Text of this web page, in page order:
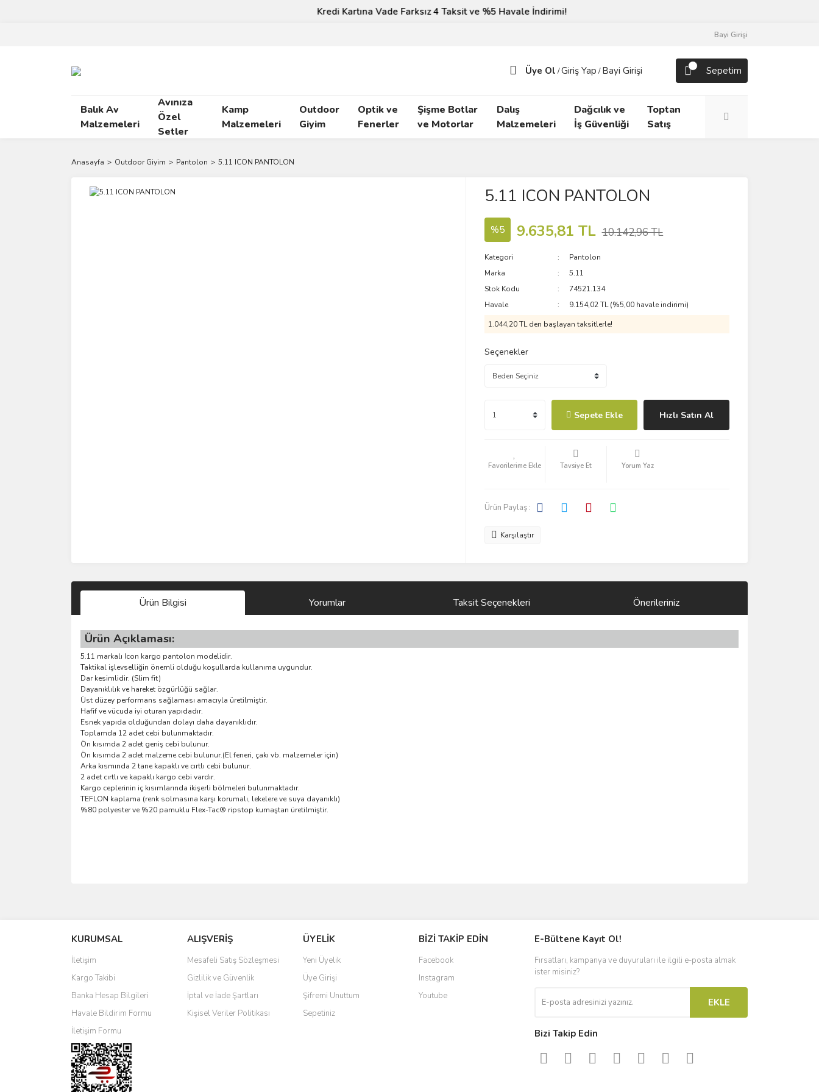
Kredi Kartına Vade Farksız 4 Taksit ve %5 Havale İndirimi!
Bayi Girişi
Üye Ol /Giriş Yap / Bayi Girişi Sepetim
Balık Av
Malzemeleri
Avınıza
Özel
Setler
Kamp
Malzemeleri
Outdoor
Giyim
Optik ve
Fenerler
Şişme Botlar
ve Motorlar
Dalış
Malzemeleri
Dağcılık ve
İş Güvenliği
Toptan
Satış
Anasayfa Outdoor Giyim Pantolon 5.11 ICON PANTOLON
5.11 ICON PANTOLON
%5 9.635,81 TL 10.142,96 TL
Kategori
Pantolon
Marka
5.11
Stok Kodu
74521.134
Havale
9.154,02 TL (%5,00 havale indirimi)
1.044,20 TL den başlayan taksitlerle!
Seçenekler
Sepete Ekle Hızlı Satın Al
Tavsiye Et Yorum Yaz
Ürün Paylaş :
Karşılaştır
Ürün Bilgisi Yorumlar Taksit Seçenekleri Önerileriniz
Ürün Açıklaması:
5.11 markalı Icon kargo pantolon modelidir.
Taktikal işlevselliğin önemli olduğu koşullarda kullanıma uygundur.
Dar kesimlidir. (Slim fit)
Dayanıklılık ve hareket özgürlüğü sağlar.
Üst düzey performans sağlaması amacıyla üretilmiştir.
Hafif ve vücuda iyi oturan yapıdadır.
Esnek yapıda olduğundan dolayı daha dayanıklıdır.
Toplamda 12 adet cebi bulunmaktadır.
Ön kısımda 2 adet geniş cebi bulunur.
Ön kısımda 2 adet malzeme cebi bulunur.(El feneri, çakı vb. malzemeler için)
Arka kısmında 2 tane kapaklı ve cırtlı cebi bulunur.
2 adet cırtlı ve kapaklı kargo cebi vardır.
Kargo ceplerinin iç kısımlarında ikişerli bölmeleri bulunmaktadır.
TEFLON kaplama (renk solmasına karşı korumalı, lekelere ve suya dayanıklı)
%80 polyester ve %20 pamuklu Flex-Tac® ripstop kumaştan üretilmiştir.
Ürün resmi kalitesiz, bozuk veya görüntülenemiyor.
Ürün açıklamasında eksik bilgiler bulunuyor.
Ürün bilgilerinde hatalar bulunuyor.
Ürün fiyatı diğer sitelerden daha pahalı.
Bu ürüne benzer farklı alternatifler olmalı.
KURUMSAL
İletişim
Kargo Takibi
Banka Hesap Bilgileri
Havale Bildirim Formu
İletişim Formu
ALIŞVERİŞ
Mesafeli Satış Sözleşmesi
Gizlilik ve Güvenlik
İptal ve İade Şartları
Kişisel Veriler Politikası
ÜYELİK
Yeni Üyelik
Üye Girişi
Şifremi Unuttum
Sepetiniz
BİZİ TAKİP EDİN
Facebook
Instagram
Youtube
E-Bültene Kayıt Ol!
Fırsatları, kampanya ve duyuruları ile ilgili e-posta almak
ister misiniz?
EKLE
Bizi Takip Edin